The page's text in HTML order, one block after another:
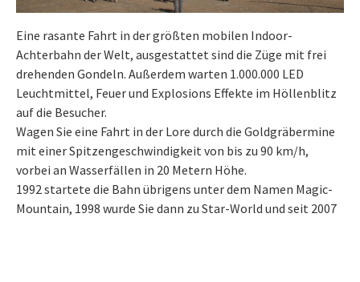
Eine rasante Fahrt in der größten mobilen Indoor-
Achterbahn der Welt, ausgestattet sind die Züge mit frei
drehenden Gondeln. Außerdem warten 1.000.000 LED
Leuchtmittel, Feuer und Explosions Effekte im Höllenblitz
auf die Besucher.
Wagen Sie eine Fahrt in der Lore durch die Goldgräbermine
mit einer Spitzengeschwindigkeit von bis zu 90 km/h,
vorbei an Wasserfällen in 20 Metern Höhe.
1992 startete die Bahn übrigens unter dem Namen Magic-
Mountain, 1998 wurde Sie dann zu Star-World und seit 2007